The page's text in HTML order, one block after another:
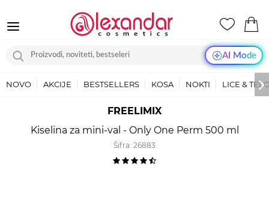
AI Mode
NOVO AKCIJE BESTSELLERS KOSA NOKTI LICE &
FREELIMIX
Kiselina za mini-val - Only One Perm 500 ml
Šifra: 26883